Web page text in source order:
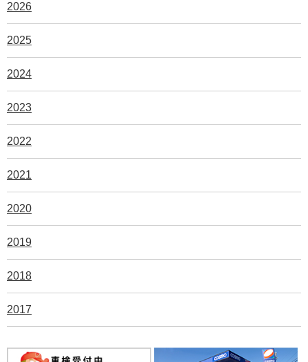
2026
2025
2024
2023
2022
2021
2020
2019
2018
2017